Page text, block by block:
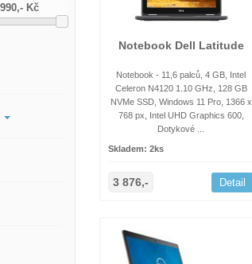
Notebook Dell Latitude
Notebook - 11,6 palců, 4 GB, Intel
Celeron N4120 1.10 GHz, 128 GB
NVMe SSD, Windows 11 Pro, 1366 x
768 px, Intel UHD Graphics 600,
Dotykové ...
Skladem: 2ks
3 876,- Detail